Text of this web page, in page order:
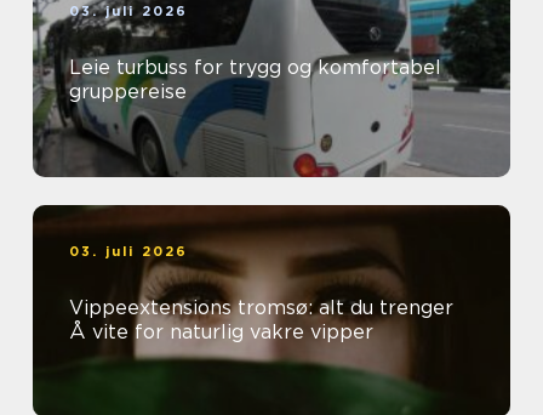
03. juli 2026
Leie turbuss for trygg og komfortabel
gruppereise
03. juli 2026
Vippeextensions tromsø: alt du trenger
Å vite for naturlig vakre vipper